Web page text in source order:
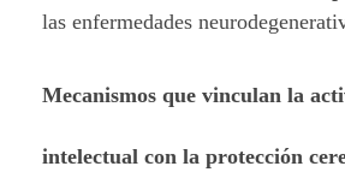
e
r
m
las enfermedades
Mecanismos que vinculan la
intelectual con la protección